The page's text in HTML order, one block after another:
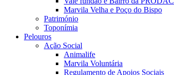
Marvila Velha e Poço do Bispo
Património
Toponímia
Pelouros
Ação Social
Animalife
Marvila Voluntária
Regulamento de Apoios Sociais